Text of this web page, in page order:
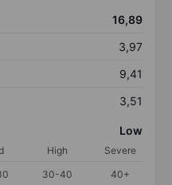
16,89
3,97
9,41
3,51
Low
High
Severe
30-40 40+